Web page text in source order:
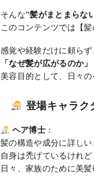
そんな“髪がまとまらな
このコンテンツでは【
感覚や経験だけに頼ら
「なぜ髪が広がるのか
美容目的として、日々
登場キャラク
ヘア博士：
髪の構造や成分に詳しい
自身は禿げているけれ
日々、家族のために美髪